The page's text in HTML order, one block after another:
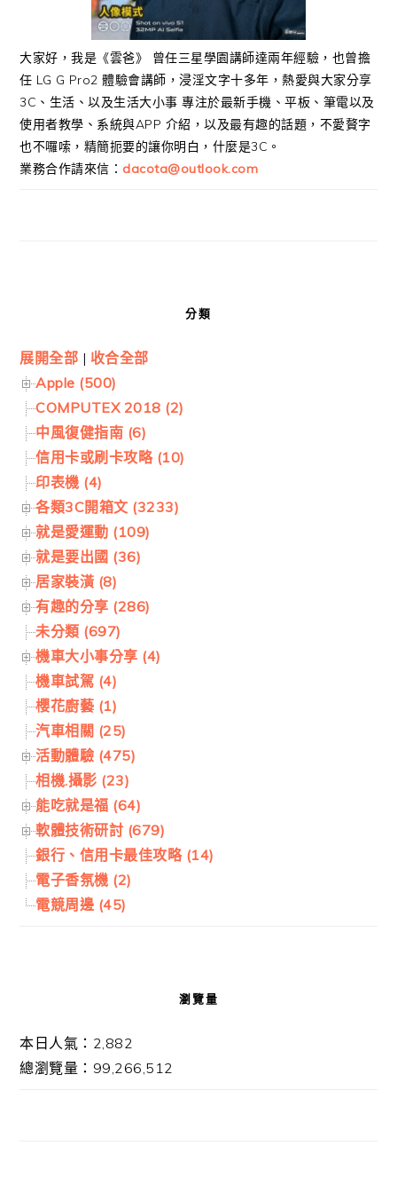
大家好，我是《雲爸》 曾任三星學園講師達兩年經驗，也曾擔
任 LG G Pro2 體驗會講師，浸淫文字十多年，熱愛與大家分享
3C、生活、以及生活大小事 專注於最新手機、平板、筆電以及
使用者教學、系統與APP 介紹，以及最有趣的話題，不愛贅字
也不囉嗦，精簡扼要的讓你明白，什麼是3C。
業務合作請來信： dacota@outlook.com
分類
展開全部 | 收合全部
Apple (500)
COMPUTEX 2018 (2)
中風復健指南 (6)
信用卡或刷卡攻略 (10)
印表機 (4)
各類3C開箱文 (3233)
就是愛運動 (109)
就是要出國 (36)
居家裝潢 (8)
有趣的分享 (286)
未分類 (697)
機車大小事分享 (4)
機車試駕 (4)
櫻花廚藝 (1)
汽車相關 (25)
活動體驗 (475)
相機.攝影 (23)
能吃就是福 (64)
軟體技術研討 (679)
銀行、信用卡最佳攻略 (14)
電子香氛機 (2)
電競周邊 (45)
瀏覽量
本日人氣：2,882
總瀏覽量：99,266,512